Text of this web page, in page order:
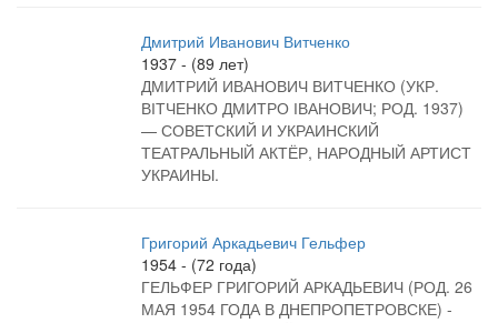
Дмитрий Иванович Витченко
1937 - (89 лет)
ДМИТРИЙ ИВАНОВИЧ ВИТЧЕНКО (УКР.
ВІТЧЕНКО ДМИТРО ІВАНОВИЧ; РОД. 1937)
— СОВЕТСКИЙ И УКРАИНСКИЙ
ТЕАТРАЛЬНЫЙ АКТЁР, НАРОДНЫЙ АРТИСТ
УКРАИНЫ.
Григорий Аркадьевич Гельфер
1954 - (72 года)
ГЕЛЬФЕР ГРИГОРИЙ АРКАДЬЕВИЧ (РОД. 26
МАЯ 1954 ГОДА В ДНЕПРОПЕТРОВСКЕ) -